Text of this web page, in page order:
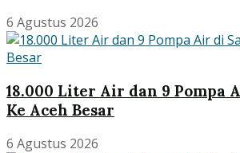
6 Agustus 2026
18.000 Liter Air dan 9 Pompa
Ke Aceh Besar
6 Agustus 2026